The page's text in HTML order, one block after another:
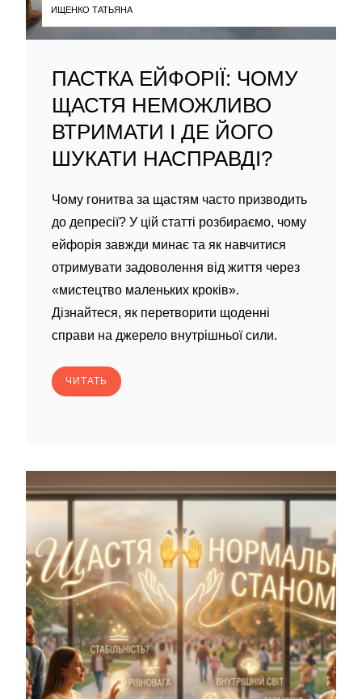
ИЩЕНКО ТАТЬЯНА
ПАСТКА ЕЙФОРІЇ: ЧОМУ
ЩАСТЯ НЕМОЖЛИВО
ВТРИМАТИ І ДЕ ЙОГО
ШУКАТИ НАСПРАВДІ?
Чому гонитва за щастям часто призводить
до депресії? У цій статті розбираємо, чому
ейфорія завжди минає та як навчитися
отримувати задоволення від життя через
«мистецтво маленьких кроків».
Дізнайтеся, як перетворити щоденні
справи на джерело внутрішньої сили.
ЧИТАТЬ